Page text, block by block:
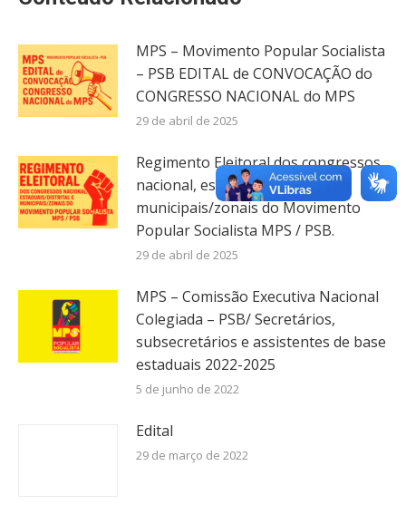
MPS – Movimento Popular Socialista
– PSB EDITAL de CONVOCAÇÃO do
CONGRESSO NACIONAL do MPS
29 de abril de 2025
Regimento Eleitoral dos congressos
nacional, estaduais/distrital e
municipais/zonais do Movimento
Popular Socialista MPS / PSB.
29 de abril de 2025
MPS – Comissão Executiva Nacional
Colegiada – PSB/ Secretários,
subsecretários e assistentes de base
estaduais 2022-2025
5 de junho de 2022
Edital
29 de março de 2022